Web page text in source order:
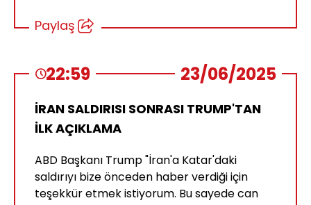
Paylaş
22:59 23/06/2025
İRAN SALDIRISI SONRASI TRUMP'TAN
İLK AÇIKLAMA
ABD Başkanı Trump "İran'a Katar'daki
saldırıyı bize önceden haber verdiği için
teşekkür etmek istiyorum. Bu sayede can